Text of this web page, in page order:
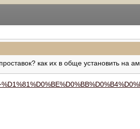
как их в обще установить на